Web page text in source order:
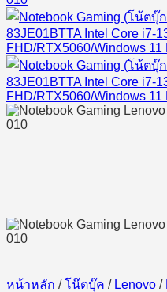
หน้าหลัก / โน๊ตบุ๊ค / Lenovo /